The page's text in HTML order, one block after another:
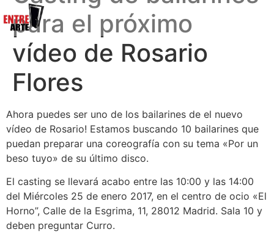
para el próximo
vídeo de Rosario
Flores
Ahora puedes ser uno de los bailarines de el nuevo
vídeo de Rosario! Estamos buscando 10 bailarines que
puedan preparar una coreografía con su tema «Por un
beso tuyo» de su último disco.
El casting se llevará acabo entre las 10:00 y las 14:00
del Miércoles 25 de enero 2017, en el centro de ocio «El
Horno”, Calle de la Esgrima, 11, 28012 Madrid. Sala 10 y
deben preguntar Curro.